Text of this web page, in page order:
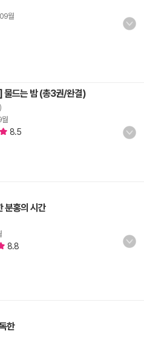
월
드는 밤 (총3권/완결)
8.5
분홍의 시간
8.8
한